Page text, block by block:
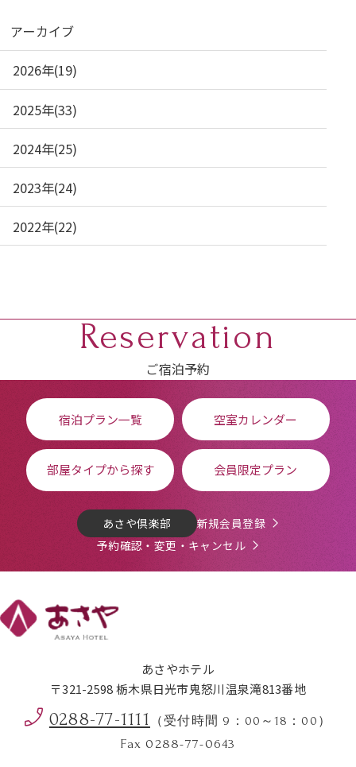
アーカイブ
2026年(19)
2025年(33)
2024年(25)
2023年(24)
2022年(22)
Reservation
ご宿泊予約
宿泊プラン一覧 空室カレンダー
部屋タイプから探す 会員限定プラン
あさや倶楽部
新規会員登録
予約確認・変更・キャンセル
あさやホテル
〒321-2598 栃木県日光市鬼怒川温泉滝813番地
0288-77-1111 （受付時間 9：00～18：00）
Fax 0288-77-0643